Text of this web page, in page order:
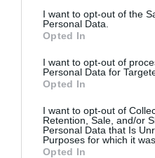
I want to opt-out of the
Personal Data.
Opted In
I want to opt-out of
Personal Data for
Opted In
I want to opt-out of
Retention, Sale, and/or
Personal Data that Is
Purposes for which it
Opted In
NOUS
DERNIERS